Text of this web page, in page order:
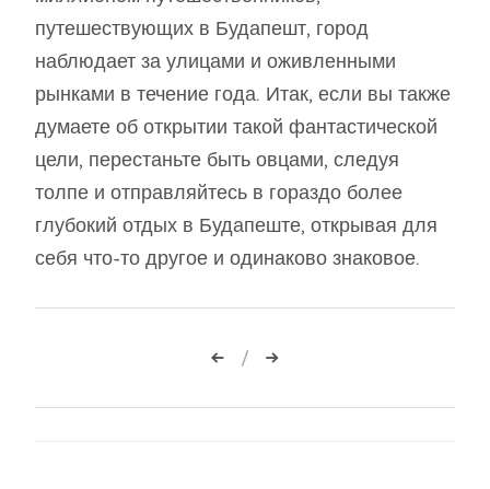
путешествующих в Будапешт, город
наблюдает за улицами и оживленными
рынками в течение года. Итак, если вы также
думаете об открытии такой фантастической
цели, перестаньте быть овцами, следуя
толпе и отправляйтесь в гораздо более
глубокий отдых в Будапеште, открывая для
себя что-то другое и одинаково знаковое.
Навигация
по